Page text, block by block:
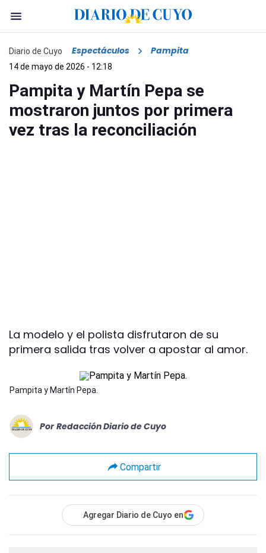
Diario de Cuyo Espectáculos Pampita
14 de mayo de 2026 - 12:18
Pampita y Martín Pepa se
mostraron juntos por primera
vez tras la reconciliación
La modelo y el polista disfrutaron de su
primera salida tras volver a apostar al amor.
Pampita y Martín Pepa.
Por Redacción Diario de Cuyo
Compartir
Agregar Diario de Cuyo en